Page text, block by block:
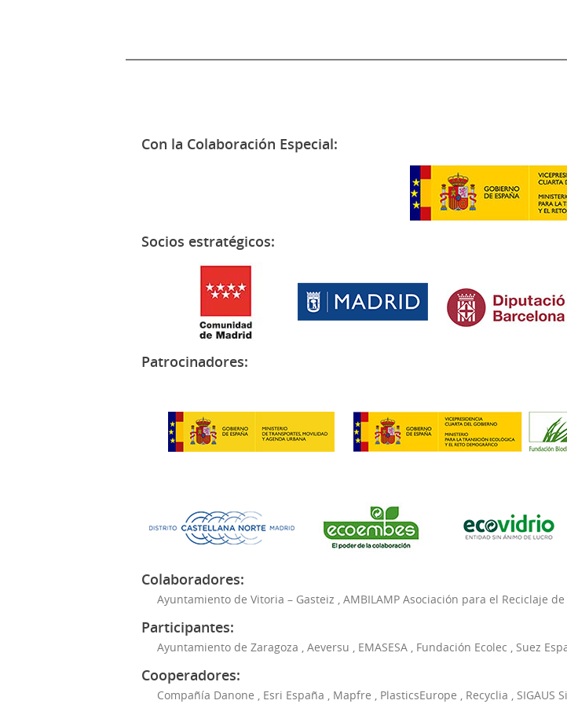
Con la Colaboración Especial:
Socios estratégicos:
Patrocinadores:
Colaboradores:
Ayuntamiento de Vitoria – Gasteiz AMBILAMP Asociación para el Reciclaje
Participantes:
Ayuntamiento de Zaragoza Aeversu EMASESA Fundación Ecolec Suez
Cooperadores:
Compañía Danone Esri España Mapfre PlasticsEurope Recyclia SIGAUS